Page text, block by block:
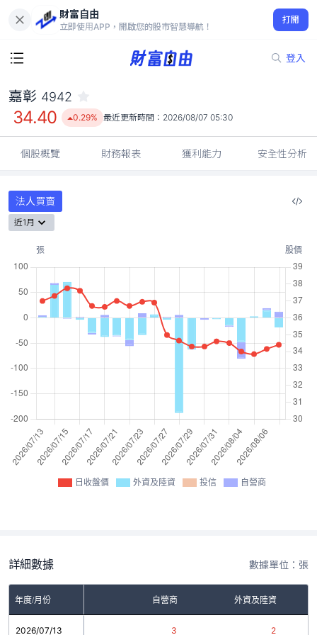
財富自由
立即使用APP，開啟您的股市智慧導航！
打開
登入
34.40
0.29%
嘉彰 4942
34.40 0.29% 最近更新時間： 2026/08/07 05:30
個股概覽 財務報表 獲利能力 安全性分析
法人買賣
近1月
日收盤價 外資及陸資 投信 自營商
詳細數據 數據單位：張
年度/月份 自營商 外資及陸資
2026/07/13 3 2